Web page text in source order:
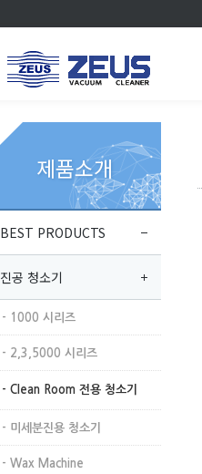
BEST PRODUCTS
진공 청소기
- 1000 시리즈
- 2,3,5000 시리즈
- Clean Room 전용 청소기
- 미세분진용 청소기
- Wax Machine
제품소개